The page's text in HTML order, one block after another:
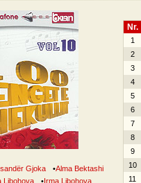
Gjoka •Alma Bektashi
Libohova •Irma Libohova
Nr.
1
2
3
4
5
6
7
8
9
10
11